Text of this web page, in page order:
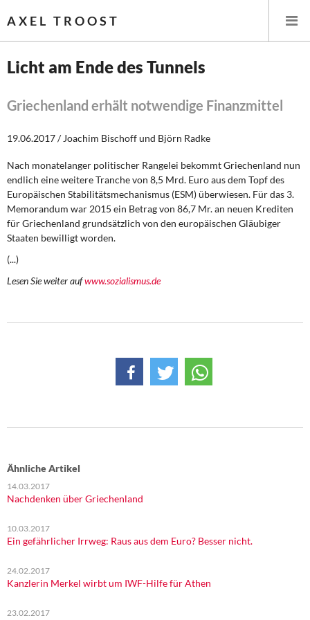
AXEL TROOST
Leitlinien linker Wirtschafts- und Finanzpolitik
Wirtschaftspolitik
Steuer- und Finanzpolitik
Eurokrise und Griechenland
Über mich
Licht am Ende des Tunnels
Griechenland erhält notwendige Finanzmittel
19.06.2017 / Joachim Bischoff und Björn Radke
Nach monatelanger politischer Rangelei bekommt Griechenland nun
endlich eine weitere Tranche von 8,5 Mrd. Euro aus dem Topf des
Europäischen Stabilitätsmechanismus (ESM) überwiesen. Für das 3.
Memorandum war 2015 ein Betrag von 86,7 Mr. an neuen Krediten
für Griechenland grundsätzlich von den europäischen Gläubiger
Staaten bewilligt worden.
(...)
Lesen Sie weiter aufwww.sozialismus.de
Ähnliche Artikel
14.03.2017
Nachdenken über Griechenland
10.03.2017
Ein gefährlicher Irrweg: Raus aus dem Euro? Besser nicht.
24.02.2017
Kanzlerin Merkel wirbt um IWF-Hilfe für Athen
23.02.2017